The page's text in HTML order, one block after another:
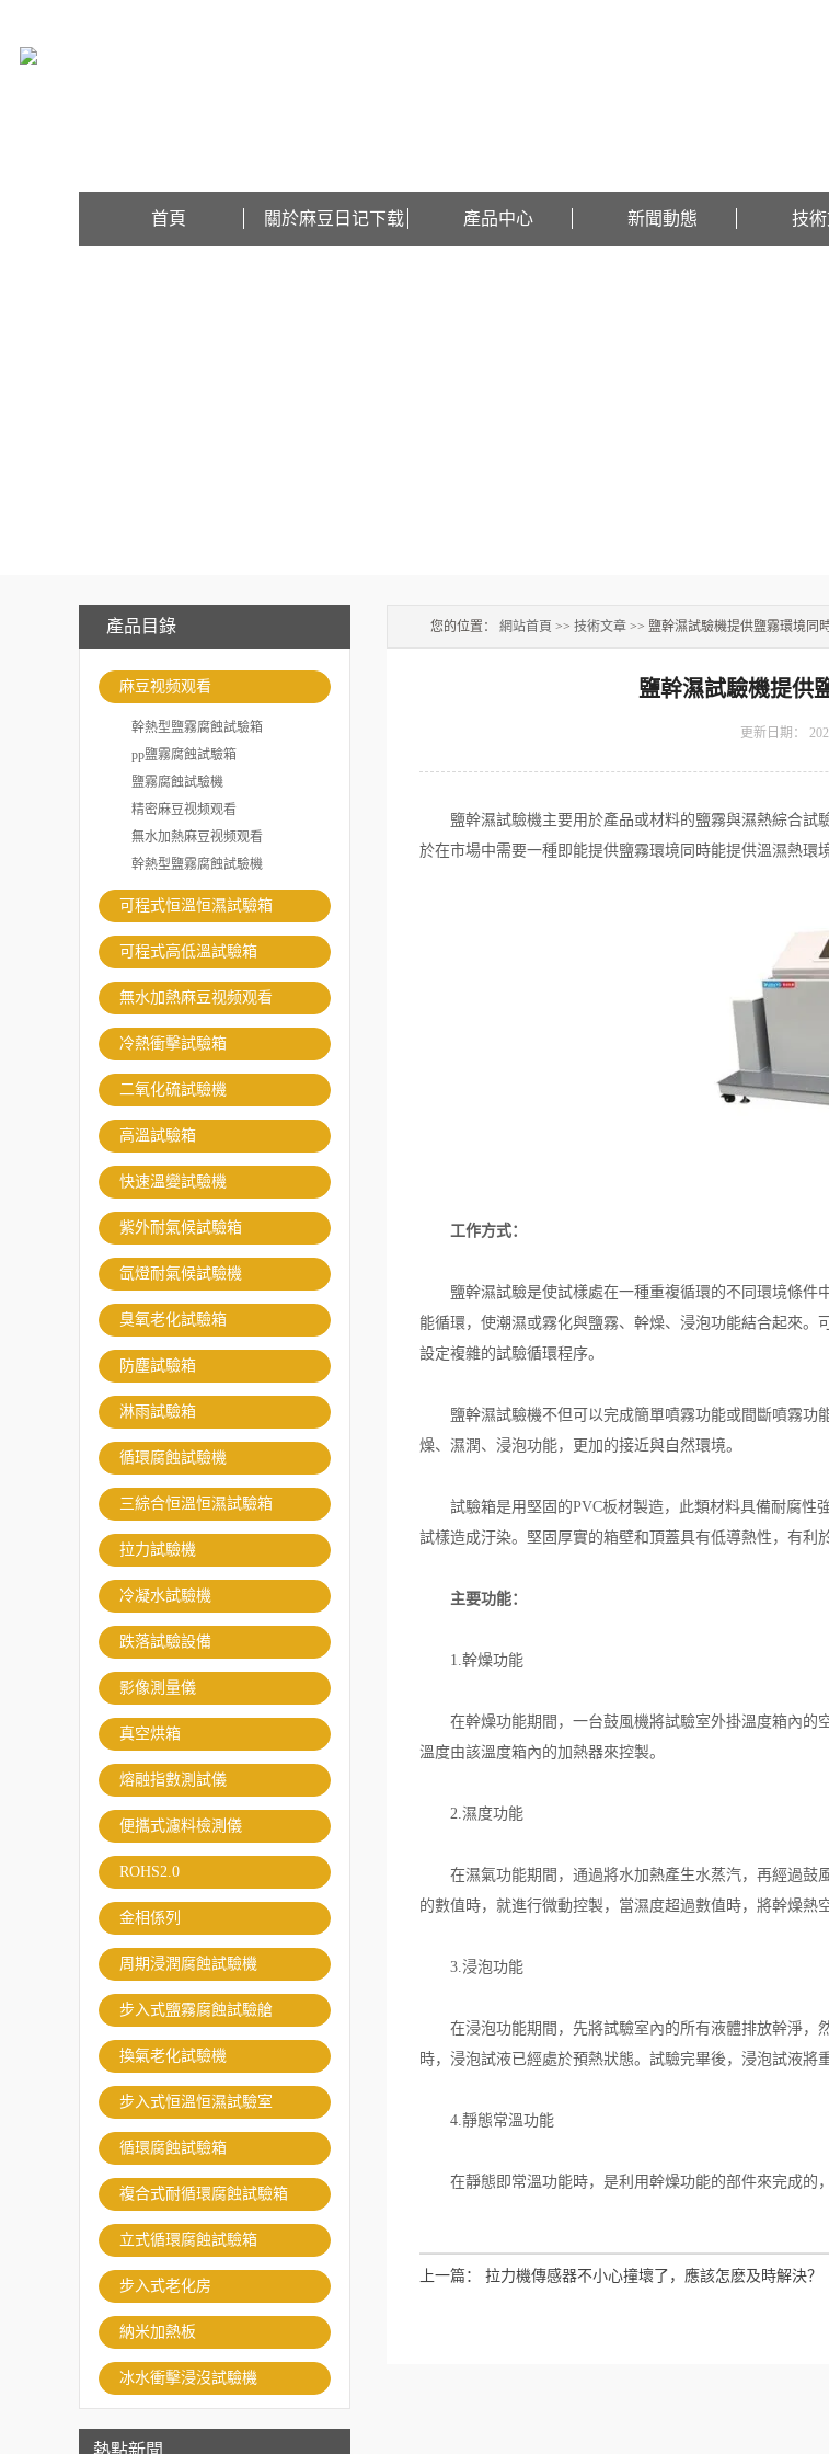
首頁 關於麻豆日记下载 產品中心 新聞動態 技
產品目錄
麻豆视频观看
幹熱型鹽霧腐蝕試驗箱
pp鹽霧腐蝕試驗箱
鹽霧腐蝕試驗機
精密麻豆视频观看
無水加熱麻豆视频观看
幹熱型鹽霧腐蝕試驗機
可程式恒溫恒濕試驗箱
可程式高低溫試驗箱
無水加熱麻豆视频观看
冷熱衝擊試驗箱
二氧化硫試驗機
高溫試驗箱
快速溫變試驗機
紫外耐氣候試驗箱
氙燈耐氣候試驗機
臭氧老化試驗箱
防塵試驗箱
淋雨試驗箱
循環腐蝕試驗機
三綜合恒溫恒濕試驗箱
拉力試驗機
冷凝水試驗機
跌落試驗設備
影像測量儀
真空烘箱
熔融指數測試儀
便攜式濾料檢測儀
ROHS2.0
金相係列
周期浸潤腐蝕試驗機
步入式鹽霧腐蝕試驗艙
換氣老化試驗機
步入式恒溫恒濕試驗室
循環腐蝕試驗箱
複合式耐循環腐蝕試驗箱
立式循環腐蝕試驗箱
步入式老化房
納米加熱板
冰水衝擊浸沒試驗機
熱點新聞
您的位置： 網站首頁 >> 技術文章 >> 鹽幹濕試驗機提供鹽霧環境同
鹽幹濕試驗機提供
更新日期：
鹽幹濕試驗機主要用於產品或材料的鹽霧與濕熱綜合試
於在市場中需要一種即能提供鹽霧環境同時能提供溫濕熱環
工作方式：
鹽幹濕試驗是使試樣處在一種重複循環的不同環境條件
能循環，使潮濕或霧化與鹽霧、幹燥、浸泡功能結合起來。
設定複雜的試驗循環程序。
鹽幹濕試驗機不但可以完成簡單噴霧功能或間斷噴霧功
燥、濕潤、浸泡功能，更加的接近與自然環境。
試驗箱是用堅固的PVC板材製造，此類材料具備耐腐性
試樣造成汙染。堅固厚實的箱壁和頂蓋具有低導熱性，有利
主要功能：
1.幹燥功能
在幹燥功能期間，一台鼓風機將試驗室外掛溫度箱內的
溫度由該溫度箱內的加熱器來控製。
2.濕度功能
在濕氣功能期間，通過將水加熱產生水蒸汽，再經過鼓
的數值時，就進行微動控製，當濕度超過數值時，將幹燥熱
3.浸泡功能
在浸泡功能期間，先將試驗室內的所有液體排放幹淨，
時，浸泡試液已經處於預熱狀態。試驗完畢後，浸泡試液將
4.靜態常溫功能
在靜態即常溫功能時，是利用幹燥功能的部件來完成的
上一篇： 拉力機傳感器不小心撞壞了，應該怎麽及時解決？